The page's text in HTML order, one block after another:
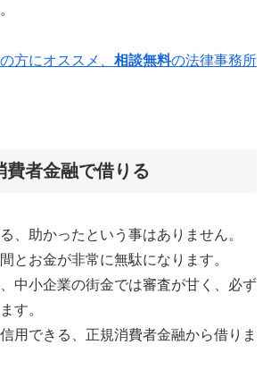
方にオススメ、 相談無料の法律事務所
費者金融で借りる
、助かったという事はありません。
とお金が非常に無駄になります。
中小企業の街金では審査が甘く、必ず
す。
用できる、正規消費者金融から借りま